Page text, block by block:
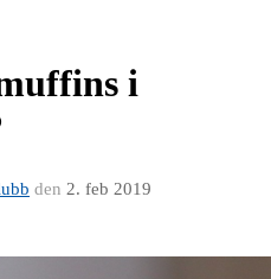
i
den 2. feb 2019